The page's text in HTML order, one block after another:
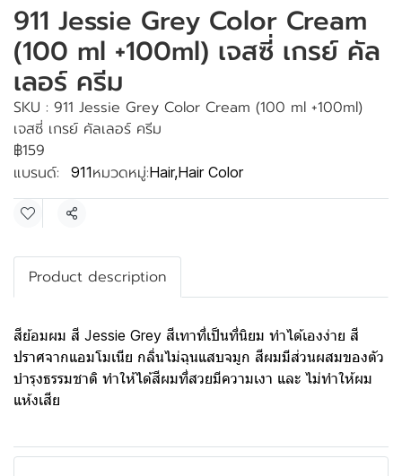
911 Jessie Grey Color Cream
(100 ml +100ml) เจสซี่ เกรย์ คัล
เลอร์ ครีม
SKU : 911 Jessie Grey Color Cream (100 ml +100ml)
เจสซี่ เกรย์ คัลเลอร์ ครีม
฿159
แบรนด์:
911หมวดหมู่:Hair,Hair Color
แชร์
Product description
สีย้อมผม สี Jessie Grey สีเทาที่เป็นที่นิยม ทำได้เองง่าย สี
ปราศจากแอมโมเนีย กลิ่นไม่ฉุนแสบจมูก สีผมมีส่วนผสมของตัว
บำรุงธรรมชาติ ทำให้ได้สีผมที่สวยมีความเงา และ ไม่ทำให้ผม
แห้งเสีย